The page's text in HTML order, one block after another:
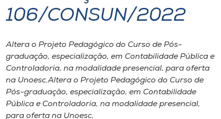
I.nova
Diplomados
Cultura
106/CONSUN/2022
Altera o Projeto Pedagógico do Curso de Pós-
graduação, especialização, em Contabilidade Pública e
Controladoria, na modalidade presencial, para oferta
na Unoesc.Altera o Projeto Pedagógico do Curso de
Pós-graduação, especialização, em Contabilidade
Pública e Controladoria, na modalidade presencial,
para oferta na Unoesc.